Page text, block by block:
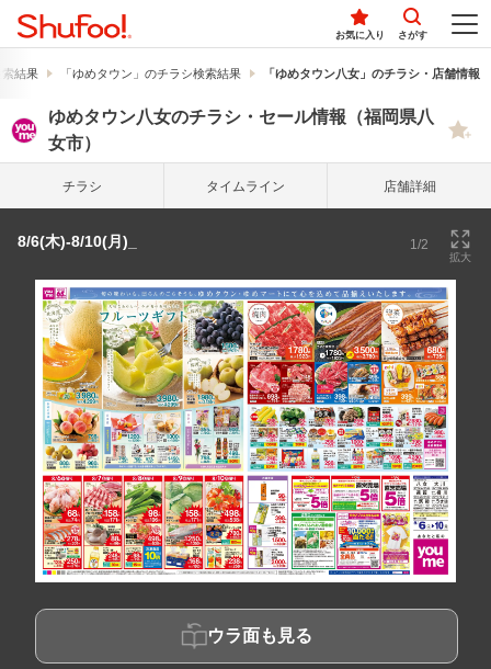
お気に入り さがす
結果 「ゆめタウン」のチラシ検索結果 「ゆめタウン八女」のチラシ・店舗情報
ゆめタウン八女のチラシ・セール情報（福岡県八
女市）
チラシ タイム ライン 店舗詳細
8/6(木)-8/10(月)_ 1/2
拡大
ウラ面も見る